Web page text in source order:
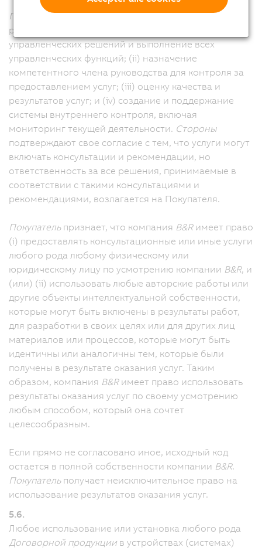
Покупательнесет единоличную ответственность за
реализацию следующих мер: (i) принятие всех
управленческих решений и выполнение всех
управленческих функций; (ii) назначение
компетентного члена руководства для контроля за
предоставлением услуг; (iii) оценку качества и
результатов услуг; и (iv) создание и поддержание
системы внутреннего контроля, включая
мониторинг текущей деятельности. Стороны
подтверждают свое согласие с тем, что услуги могут
включать консультации и рекомендации, но
ответственность за все решения, принимаемые в
соответствии с такими консультациями и
рекомендациями, возлагается на Покупателя.
Покупательпризнает, что компания B&Rимеет право
(i) предоставлять консультационные или иные услуги
любого рода любому физическому или
юридическому лицу по усмотрению компании B&R, и
(или) (ii) использовать любые авторские работы или
другие объекты интеллектуальной собственности,
которые могут быть включены в результаты работ,
для разработки в своих целях или для других лиц
материалов или процессов, которые могут быть
идентичны или аналогичны тем, которые были
получены в результате оказания услуг. Таким
образом, компания B&Rимеет право использовать
результаты оказания услуг по своему усмотрению
любым способом, который она сочтет
целесообразным.
Если прямо не согласовано иное, исходный код
остается в полной собственности компании B&R.
Покупательполучает неисключительное право на
использование результатов оказания услуг.
5.6.
Любое использование или установка любого рода
Договорной продукции в устройствах (системах)